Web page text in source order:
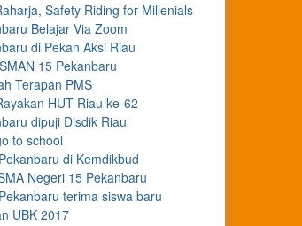
Safety Riding for Millenials
Belajar Via Zoom
di Pekan Aksi Riau
15 Pekanbaru
Terapan PMS
HUT Riau ke-62
dipuji Disdik Riau
to school
di Kemdikbud
Negeri 15 Pekanbaru
terima siswa baru
UBK 2017